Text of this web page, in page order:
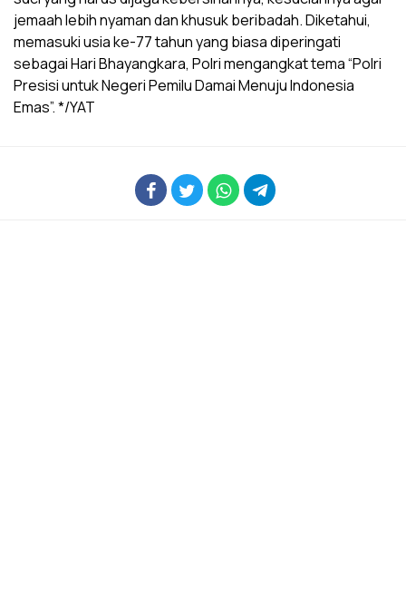
jemaah lebih nyaman dan khusuk beribadah. Diketahui,
memasuki usia ke-77 tahun yang biasa diperingati
sebagai Hari Bhayangkara, Polri mengangkat tema “Polri
Presisi untuk Negeri Pemilu Damai Menuju Indonesia
Emas”. */YAT